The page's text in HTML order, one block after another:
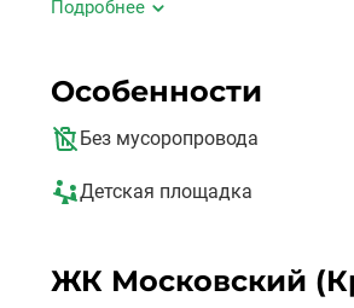
позаботился об отдельном
жителям доступен паркинг на 80
Подробнее
Особенности
Без мусоропровода
Детская площадка
ЖК Московский